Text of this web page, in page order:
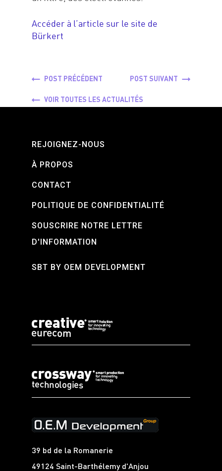
Accéder à l’article sur le site de
Bürkert
POST PRÉCÉDENT POST SUIVANT
VOIR TOUTES LES ACTUALITÉS
REJOIGNEZ-NOUS
À PROPOS
CONTACT
POLITIQUE DE CONFIDENTIALITÉ
SOUSCRIRE NOTRE LETTRE
D'INFORMATION
SBT BY OEM DEVELOPMENT
39 bd de la Romanerie
49124 Saint-Barthélemy d'Anjou
ici 1